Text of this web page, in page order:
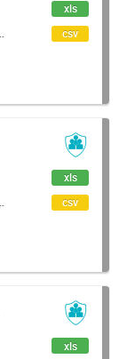
xls
csv
xls
csv
xls